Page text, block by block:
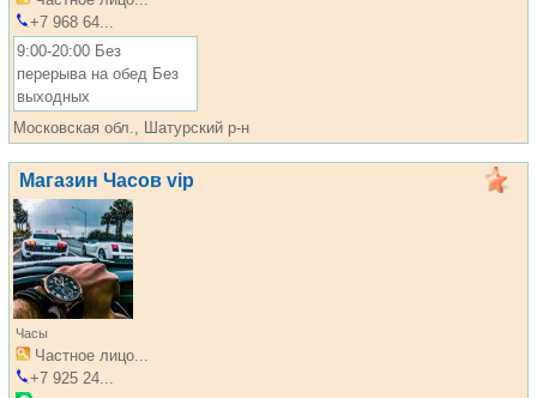
+7 968 64...
9:00-20:00 Без
перерыва на обед Без
выходных
Московская обл., Шатурский р-н
Магазин Часов vip
Часы
Частное лицо...
+7 925 24...